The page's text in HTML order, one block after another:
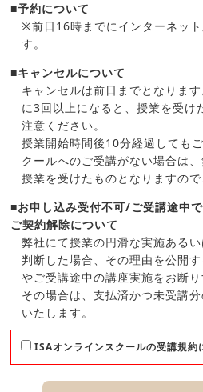
■予約について
※前日16時までにインターネッ
す。
■キャンセルについて
キャンセルは前日までとなりま
に3回以上になると、授業を受け
注意ください。
授業開始時間後10分経過しても
クールへのご受講がない場合は、
授業を受けたものとなりますので
■お申し込み受付不可/ご受講途中
ご契約解除について
弊社にて授業の円滑な実施ある
判断した場合、その理由を公開
やご受講途中の講座実施をお断り
その場合は、支払済かつ未受講
いたします。
ISAオンラインスクールの受講規約